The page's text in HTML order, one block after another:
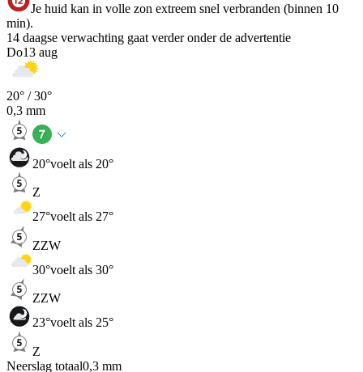
Je huid kan in volle zon extreem snel verbranden (binnen 10
min).
14 daagse verwachting gaat verder onder de advertentie
Do13 aug
20° /30°
0,3 mm
20°voelt als 20°
Z
27°voelt als 27°
ZZW
30°voelt als 30°
ZZW
23°voelt als 25°
Z
Neerslag totaal0,3 mm